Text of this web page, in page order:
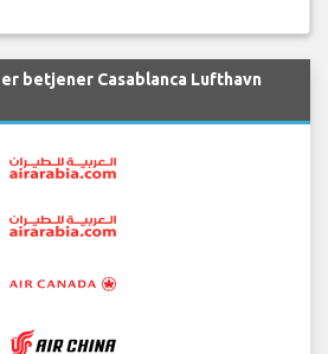
betjener Casablanca Lufthavn